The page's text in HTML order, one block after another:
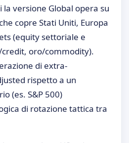
versione Global opera su
copre Stati Uniti, Europa
(equity settoriale e
oro/commodity).
di extra-
rispetto a un
(es. S&P 500)
di rotazione tattica tra